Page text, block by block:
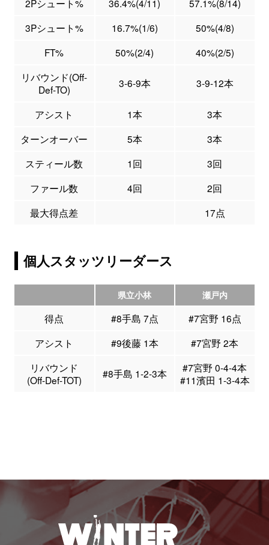
2Pシュート%
36.4%(4/11)
57.1%(8/14)
3Pシュート%
16.7%(1/6)
50%(4/8)
FT%
50%(2/4)
40%(2/5)
リバウンド(Off-
Def-TO)
3-6-9本 3-9-12本
アシスト 1本
3本
ターンオーバー
5本
3本
スティール数
1回
3回
ファール数
4回
2回
最大得点差
17点
個人スタッツリーダース
県立小林 瀬戸内
得点 #8手島 7点
#7宮野 16点
アシスト
#9後藤 1本
#7宮野 2本
リバウンド
(Off-Def-TOT)
#8手島 1-2-3本
#7宮野 0-4-4本
#11濱田 1-3-4本